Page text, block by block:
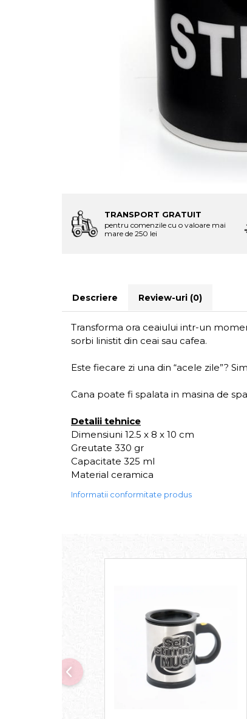
TRANSPORT GRATUIT
pentru comenzile cu o valoare mai
mare de 250 lei
Descriere Review-uri (0)
Transforma ora ceaiului intr-un
sorbi linistit din ceai sau cafea.
Este fiecare zi una din “acele zile”?
Cana poate fi spalata in masina de
Detalii tehnice
Dimensiuni 12.5 x 8 x 10 cm
Greutate 330 gr
Capacitate 325 ml
Material ceramica
Informatii conformitate produs